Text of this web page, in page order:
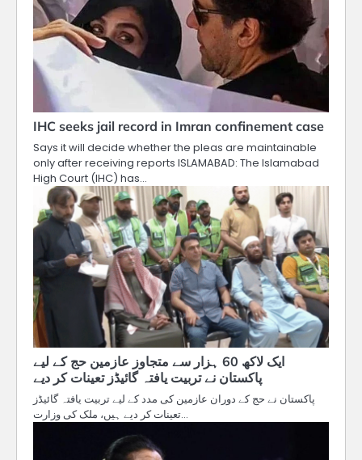
IHC seeks jail record in Imran confinement case
Says it will decide whether the pleas are maintainable
only after receiving reports ISLAMABAD: The Islamabad
High Court (IHC) has…
ایک لاکھ 60 ہزار سے متجاوز عازمین حج کے لیے
پاکستان نے تربیت یافتہ گائیڈز تعینات کر دیے
پاکستان نے حج کے دوران عازمین کی مدد کے لیے تربیت یافتہ گائیڈز
تعینات کر دیے ہیں، ملک کی وزارت…